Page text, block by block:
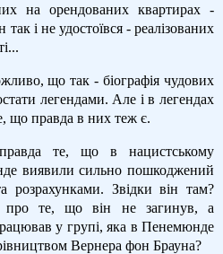
на орендованих квартирах -
так і не удостоївся - реалізованих
що так - біографія чудових
легендами. Але і в легендах
що правда в них теж є.
те, що в нацистському
виявили сильно пошкоджений
розрахунками. Звідки він там?
про те, що він не загинув, а
у групі, яка в Пенемюнде
Вернера фон Брауна?